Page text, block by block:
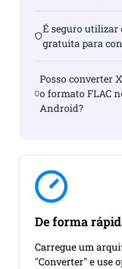
É seguro utilizar
gratuita para
Posso converter
o formato FLAC
Android?
De forma
Carregue um
"Converter" e use